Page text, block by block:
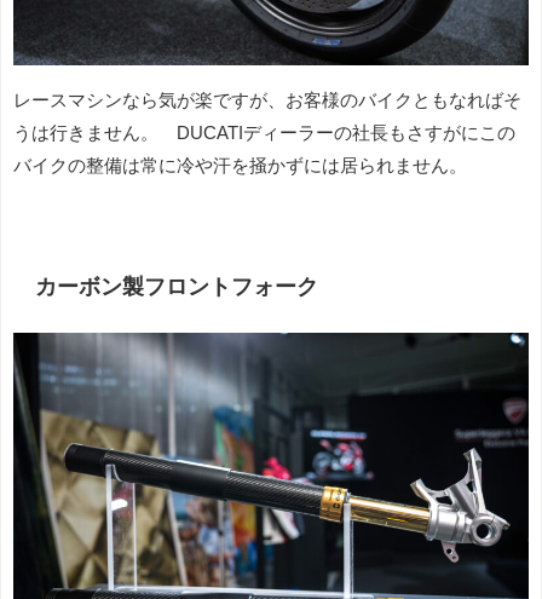
レースマシンなら気が楽ですが、お客様のバイクともなればそ
うは行きません。 DUCATIディーラーの社長もさすがにこの
バイクの整備は常に冷や汗を掻かずには居られません。
カーボン製フロントフォーク